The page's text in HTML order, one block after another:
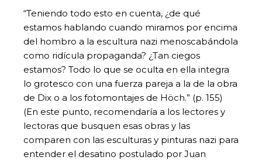
“Teniendo todo esto en cuenta, ¿de qué
estamos hablando cuando miramos por encima
del hombro a la escultura nazi menoscabándola
como ridícula propaganda? ¿Tan ciegos
estamos? Todo lo que se oculta en ella integra
lo grotesco con una fuerza pareja a la de la obra
de Dix o a los fotomontajes de Höch.” (p. 155)
(En este punto, recomendaría a los lectores y
lectoras que busquen esas obras y las
comparen con las esculturas y pinturas nazi para
entender el desatino postulado por Juan